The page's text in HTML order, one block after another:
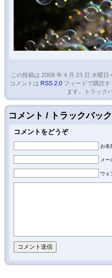
この投稿は 2008 年 4 月 23 日 水曜日
コメントは RSS 2.0フィードで購読す
ます。トラック
コメント / トラックバッ
コメントをどうぞ
お名
メ
ウェ